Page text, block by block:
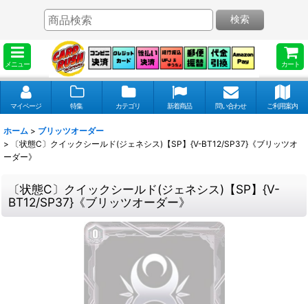
メニュー カート
検索
マイページ 特集 カテゴリ 新着商品 問い合わせ ご利用案内
ホーム > ブリッツオーダー
>
〔状態C〕クイックシールド(ジェネシス)【SP】{V-BT12/SP37}《ブリッツオ
ーダー》
〔状態C〕クイックシールド(ジェネシス)【SP】{V-
BT12/SP37}《ブリッツオーダー》